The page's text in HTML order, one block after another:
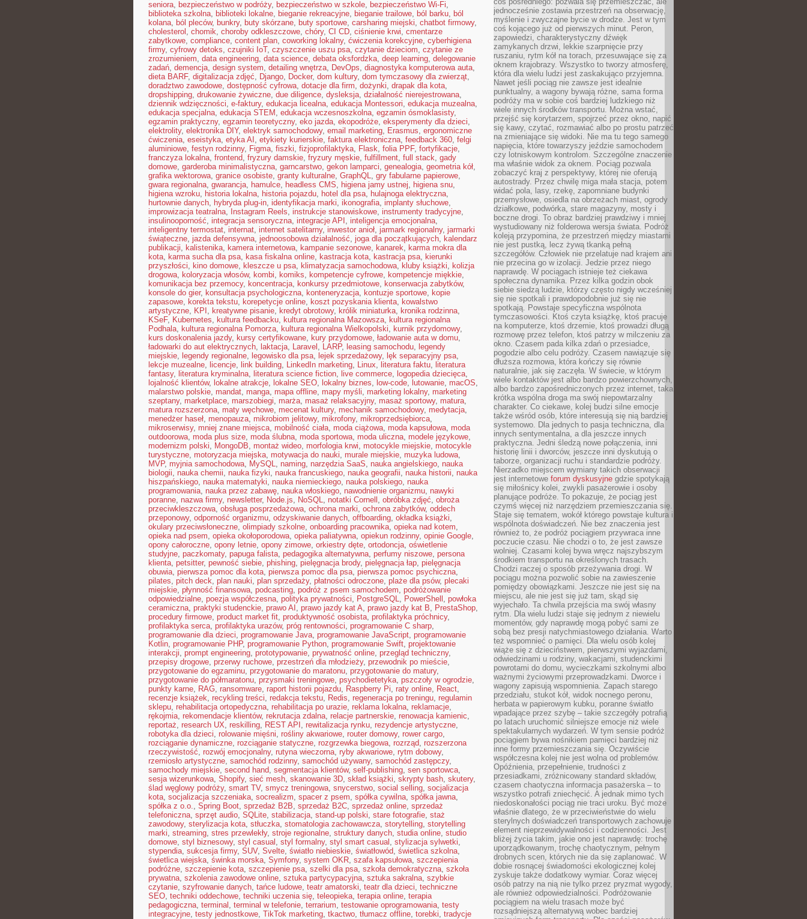
seniora, bezpieczeństwo w podróży, bezpieczeństwo w szkole, bezpieczeństwo Wi-Fi,
biblioteka szkolna, biblioteki lokalne, bieganie rekreacyjne, bieganie trailowe, ból barku, ból
kolana, ból pleców, bunkry, buty skórzane, buty sportowe, carsharing miejski, chatbot firmowy,
cholesterol , chomik, choroby odkleszczowe, chóry, CI CD, ciśnienie krwi, cmentarze
zabytkowe, compliance, content plan, coworking lokalny, ćwiczenia korekcyjne, cyberhigiena
firmy, cyfrowy detoks, czujniki IoT, czyszczenie uszu psa, czytanie dzieciom, czytanie ze
zrozumieniem, data engineering, data science, debata oksfordzka, deep learning, delegowanie
zadań, demencja, design system, detailing wnętrza, DevOps, diagnostyka komputerowa auta,
dieta BARF, digitalizacja zdjęć, Django, Docker, dom kultury, dom tymczasowy dla zwierząt,
doradztwo zawodowe, dostępność cyfrowa, dotacje dla firm, dożynki, drapak dla kota,
dropshipping, drukowanie żywiczne, due diligence, dysleksja, działalność nierejestrowana,
dziennik wdzięczności, e-faktury, edukacja licealna, edukacja Montessori, edukacja muzealna,
edukacja specjalna, edukacja STEM , edukacja wczesnoszkolna, egzamin ósmoklasisty,
egzamin praktyczny, egzamin teoretyczny, eko jazda, ekopodróże, eksperymenty dla dzieci,
elektrolity, elektronika DIY, elektryk samochodowy, email marketing, Erasmus, ergonomiczne
ćwiczenia, eseistyka, etyka AI , etykiety kurierskie, faktura elektroniczna, feedback 360, felgi
aluminiowe, festyn rodzinny, Figma, fiszki, fizjoprofilaktyka, Flask, folia PPF, fortyfikacje,
franczyza lokalna, frontend, fryzury damskie, fryzury męskie, fulfillment, full stack, gady
domowe, garderoba minimalistyczna, garncarstwo, gekon lamparci, genealogia, geometria kół,
grafika wektorowa, granice osobiste, granty kulturalne, GraphQL, gry fabularne papierowe,
gwara regionalna, gwarancja, hamulce, headless CMS, higiena jamy ustnej, higiena snu,
higiena wzroku, historia lokalna, historia pojazdu, hotel dla psa, hulajnoga elektryczna,
hurtownie danych, hybryda plug-in, identyfikacja marki, ikonografia, implanty słuchowe,
improwizacja teatralna, Instagram Reels, instrukcje stanowiskowe, instrumenty tradycyjne,
insulinooporność, integracja sensoryczna, integracje API , inteligencja emocjonalna,
inteligentny termostat, internat, internet satelitarny, inwestor anioł, jarmark regionalny, jarmarki
świąteczne, jazda defensywna, jednoosobowa działalność, joga dla początkujących, kalendarz
publikacji, kalistenika, kamera internetowa, kampanie sezonowe, kanarek, karma mokra dla
kota, karma sucha dla psa, kasa fiskalna online, kastracja kota, kastracja psa, kierunki
przyszłości, kino domowe, kleszcze u psa, klimatyzacja samochodowa, kluby książki, kolizja
drogowa, koloryzacja włosów, kombi, komiks, kompetencje cyfrowe, kompetencje miękkie,
komunikacja bez przemocy, koncentracja, konkursy przedmiotowe, konserwacja zabytków,
konsole do gier, konsultacja psychologiczna, konteneryzacja, kontuzje sportowe, kopie
zapasowe, korekta tekstu, korepetycje online, koszt pozyskania klienta, kowalstwo
artystyczne, KPI , kreatywne pisanie, kredyt obrotowy, królik miniaturka, kronika rodzinna,
KSeF, Kubernetes, kultura feedbacku, kultura regionalna Mazowsza, kultura regionalna
Podhala, kultura regionalna Pomorza, kultura regionalna Wielkopolski, kurnik przydomowy,
kurs doskonalenia jazdy, kursy certyfikowane, kury przydomowe, ładowanie auta w domu,
ładowarki do aut elektrycznych, laktacja, Laravel , LARP, leasing samochodu, legendy
miejskie, legendy regionalne, legowisko dla psa, lejek sprzedażowy, lęk separacyjny psa,
lekcje muzealne, licencje, link building, LinkedIn marketing, Linux, literatura faktu, literatura
fantasy, literatura kryminalna, literatura science fiction, live commerce, logopedia dziecięca,
lojalność klientów, lokalne atrakcje, lokalne SEO, lokalny biznes, low-code, lutowanie, macOS,
malarstwo polskie, mandat, manga, mapa offline, mapy myśli, marketing lokalny, marketing
szeptany, marketplace, marszobiegi, marża, masaż relaksacyjny, masaż sportowy, matura,
matura rozszerzona, maty węchowe, mecenat kultury, mechanik samochodowy, medytacja,
menedżer haseł, menopauza, mikrobiom jelitowy, mikrofony, mikroprzedsiębiorca,
mikroserwisy, mniej znane miejsca, mobilność ciała, moda ciążowa, moda kapsułowa, moda
outdoorowa, moda plus size, moda ślubna, moda sportowa, moda uliczna, modele językowe,
modernizm polski, MongoDB, montaż wideo, morfologia krwi, motocykle miejskie, motocykle
turystyczne, motoryzacja miejska, motywacja do nauki, murale miejskie, muzyka ludowa,
MVP, myjnia samochodowa, MySQL, naming, narzędzia SaaS, nauka angielskiego, nauka
biologii, nauka chemii, nauka fizyki, nauka francuskiego, nauka geografii, nauka historii, nauka
hiszpańskiego, nauka matematyki, nauka niemieckiego, nauka polskiego, nauka
programowania, nauka przez zabawę, nauka włoskiego, nawodnienie organizmu, nawyki
poranne, nazwa firmy, newsletter, Node.js, NoSQL, notatki Cornell , obróbka zdjęć, obroża
przeciwkleszczowa, obsługa posprzedażowa, ochrona marki, ochrona zabytków, oddech
przeponowy, odporność organizmu, odzyskiwanie danych, offboarding, okładka książki,
okulary przeciwsłoneczne, olimpiady szkolne, onboarding pracownika, opieka nad kotem,
opieka nad psem, opieka okołoporodowa, opieka paliatywna, opiekun rodzinny, opinie Google,
opony całoroczne, opony letnie, opony zimowe, orkiestry dęte, ortodoncja, oświetlenie
studyjne, paczkomaty, papuga falista, pedagogika alternatywna, perfumy niszowe, persona
klienta, petsitter, pewność siebie, phishing, pielęgnacja brody, pielęgnacja łap, pielęgnacja
obuwia, pierwsza pomoc dla kota, pierwsza pomoc dla psa, pierwsza pomoc psychiczna,
pilates, pitch deck, plan nauki, plan sprzedaży, płatności odroczone, plaże dla psów, plecaki
miejskie, płynność finansowa, podcasting, podróż z psem samochodem, podróżowanie
odpowiedzialne, poezja współczesna, polityka prywatności, PostgreSQL, PowerShell , powłoka
ceramiczna, praktyki studenckie, prawo AI , prawo jazdy kat A, prawo jazdy kat B, PrestaShop,
procedury firmowe, product market fit, produktywność osobista, profilaktyka próchnicy,
profilaktyka serca, profilaktyka urazów, próg rentowności, programowanie C sharp,
programowanie dla dzieci, programowanie Java, programowanie JavaScript, programowanie
Kotlin, programowanie PHP, programowanie Python, programowanie Swift, projektowanie
interakcji, prompt engineering, prototypowanie, prywatność online, przegląd techniczny,
przepisy drogowe, przerwy ruchowe, przestrzeń dla młodzieży, przewodnik po mieście,
przygotowanie do egzaminu, przygotowanie do maratonu, przygotowanie do matury,
przygotowanie do półmaratonu, przysmaki treningowe, psychodietetyka, pszczoły w ogrodzie,
punkty karne, RAG, ransomware, raport historii pojazdu, Raspberry Pi, raty online, React,
recenzje książek, recykling treści, redakcja tekstu, Redis, regeneracja po treningu, regulamin
sklepu, rehabilitacja ortopedyczna, rehabilitacja po urazie, reklama lokalna, reklamacje,
rękojmia, rekomendacje klientów, rekrutacja zdalna, relacje partnerskie, renowacja kamienic,
reportaż, research UX, reskilling, REST API , rewitalizacja rynku, rezydencje artystyczne,
robotyka dla dzieci, rolowanie mięśni, rośliny akwariowe, router domowy, rower cargo,
rozciąganie dynamiczne, rozciąganie statyczne, rozgrzewka biegowa, rozrząd, rozszerzona
rzeczywistość, rozwój emocjonalny, rutyna wieczorna, ryby akwariowe, rytm dobowy,
rzemiosło artystyczne, samochód rodzinny, samochód używany, samochód zastępczy,
samochody miejskie, second hand, segmentacja klientów, self-publishing, sen sportowca,
sesja wizerunkowa, Shopify, sieć mesh, skanowanie 3D, skład książki, skrypty bash, skutery,
ślad węglowy podróży, smart TV, smycz treningowa, snycerstwo, social selling, socjalizacja
kota, socjalizacja szczeniaka, socrealizm, spacer z psem, spółka cywilna, spółka jawna,
spółka z o.o., Spring Boot, sprzedaż B2B, sprzedaż B2C, sprzedaż online, sprzedaż
telefoniczna, sprzęt audio, SQLite, stabilizacja, stand-up polski, stare fotografie, staż
zawodowy, sterylizacja kota, stłuczka, stomatologia zachowawcza, storytelling, storytelling
marki, streaming, stres przewlekły, stroje regionalne, struktury danych, studia online, studio
domowe, styl biznesowy, styl casual , styl formalny, styl smart casual , stylizacja sylwetki,
stypendia, sukcesja firmy, SUV, Svelte, światło niebieskie, światłowód, świetlica szkolna,
świetlica wiejska, świnka morska, Symfony, system OKR, szafa kapsułowa, szczepienia
podróżne, szczepienie kota, szczepienie psa, szelki dla psa, szkoła demokratyczna, szkoła
prywatna, szkolenia zawodowe online, sztuka partycypacyjna, sztuka sakralna, szybkie
czytanie, szyfrowanie danych, tańce ludowe, teatr amatorski, teatr dla dzieci, techniczne
SEO, techniki oddechowe, techniki uczenia się, teleopieka, terapia online, terapia
pedagogiczna, terminal , terminal w telefonie, terrarium, testowanie oprogramowania, testy
integracyjne, testy jednostkowe, TikTok marketing, tkactwo, tłumacz offline, torebki, tradycje
jednocześnie zostawia przestrzeń na obserwację,
myślenie i zwyczajne bycie w drodze. Jest w tym
coś kojącego już od pierwszych minut. Peron,
zapowiedzi, charakterystyczny dźwięk
zamykanych drzwi, lekkie szarpnięcie przy
ruszaniu, rytm kół na torach, przesuwające się za
oknem krajobrazy. Wszystko to tworzy atmosferę,
która dla wielu ludzi jest zaskakująco przyjemna.
Nawet jeśli pociąg nie zawsze jest idealnie
punktualny, a wagony bywają różne, sama forma
podróży ma w sobie coś bardziej ludzkiego niż
wiele innych środków transportu. Można wstać,
przejść się korytarzem, spojrzeć przez okno, napić
się kawy, czytać, rozmawiać albo po prostu patrzeć
na zmieniające się widoki. Nie ma tu tego samego
napięcia, które towarzyszy jeździe samochodem
czy lotniskowym kontrolom. Szczególne znaczenie
ma właśnie widok za oknem. Pociąg pozwala
zobaczyć kraj z perspektywy, której nie oferują
autostrady. Przez chwilę miga mała stacja, potem
widać pola, lasy, rzekę, zapomniane budynki
przemysłowe, osiedla na obrzeżach miast, ogrody
działkowe, podwórka, stare magazyny, mosty i
boczne drogi. To obraz bardziej prawdziwy i mniej
wystudiowany niż folderowa wersja świata. Podróż
koleją przypomina, że przestrzeń między miastami
nie jest pustką, lecz żywą tkanką pełną
szczegółów. Człowiek nie przelatuje nad krajem ani
nie przecina go w izolacji. Jedzie przez niego
naprawdę. W pociągach istnieje też ciekawa
społeczna dynamika. Przez kilka godzin obok
siebie siedzą ludzie, którzy często nigdy wcześniej
się nie spotkali i prawdopodobnie już się nie
spotkają. Powstaje specyficzna wspólnota
tymczasowości. Ktoś czyta książkę, ktoś pracuje
na komputerze, ktoś drzemie, ktoś prowadzi długą
rozmowę przez telefon, ktoś patrzy w milczeniu za
okno. Czasem pada kilka zdań o przesiadce,
pogodzie albo celu podróży. Czasem nawiązuje się
dłuższa rozmowa, która kończy się równie
naturalnie, jak się zaczęła. W świecie, w którym
wiele kontaktów jest albo bardzo powierzchownych,
albo bardzo zapośredniczonych przez internet, taka
krótka wspólna droga ma swój niepowtarzalny
charakter. Co ciekawe, kolej budzi silne emocje
także wśród osób, które interesują się nią bardziej
systemowo. Dla jednych to pasja techniczna, dla
innych sentymentalna, a dla jeszcze innych
praktyczna. Jedni śledzą nowe połączenia, inni
historię linii i dworców, jeszcze inni dyskutują o
taborze, organizacji ruchu i standardzie podróży.
Nierzadko miejscem wymiany takich obserwacji
jest internetowe forum dyskusyjne gdzie spotykają
się miłośnicy kolei, zwykli pasażerowie i osoby
planujące podróże. To pokazuje, że pociąg jest
czymś więcej niż narzędziem przemieszczania się.
Staje się tematem, wokół którego powstaje kultura i
wspólnota doświadczeń. Nie bez znaczenia jest
również to, że podróż pociągiem przywraca inne
poczucie czasu. Nie chodzi o to, że jest zawsze
wolniej. Czasami kolej bywa wręcz najszybszym
środkiem transportu na określonych trasach.
Chodzi raczej o sposób przeżywania drogi. W
pociągu można pozwolić sobie na zawieszenie
pomiędzy obowiązkami. Jeszcze nie jest się na
miejscu, ale nie jest się już tam, skąd się
wyjechało. Ta chwila przejścia ma swój własny
rytm. Dla wielu ludzi staje się jednym z niewielu
momentów, gdy naprawdę mogą pobyć sami ze
sobą bez presji natychmiastowego działania. Warto
też wspomnieć o pamięci. Dla wielu osób kolej
wiąże się z dzieciństwem, pierwszymi wyjazdami,
odwiedzinami u rodziny, wakacjami, studenckimi
powrotami do domu, wycieczkami szkolnymi albo
ważnymi życiowymi przeprowadzkami. Dworce i
wagony zapisują wspomnienia. Zapach starego
przedziału, stukot kół, widok nocnego peronu,
herbata w papierowym kubku, poranne światło
wpadające przez szybę – takie szczegóły potrafią
po latach uruchomić silniejsze emocje niż wiele
spektakularnych wydarzeń. W tym sensie podróż
pociągiem bywa nośnikiem pamięci bardziej niż
inne formy przemieszczania się. Oczywiście
współczesna kolej nie jest wolna od problemów.
Opóźnienia, przepełnienie, trudności z
przesiadkami, zróżnicowany standard składów,
czasem chaotyczna informacja pasażerska – to
wszystko potrafi zniechęcić. A jednak mimo tych
niedoskonałości pociąg nie traci uroku. Być może
właśnie dlatego, że w przeciwieństwie do wielu
sterylnych doświadczeń transportowych zachowuje
element nieprzewidywalności i codzienności. Jest
bliżej życia takim, jakie ono jest naprawdę: trochę
uporządkowanym, trochę chaotycznym, pełnym
drobnych scen, których nie da się zaplanować. W
dobie rosnącej świadomości ekologicznej kolej
zyskuje także dodatkowy wymiar. Coraz więcej
osób patrzy na nią nie tylko przez pryzmat wygody,
ale również odpowiedzialności. Podróżowanie
pociągiem na wielu trasach może być
rozsądniejszą alternatywą wobec bardziej